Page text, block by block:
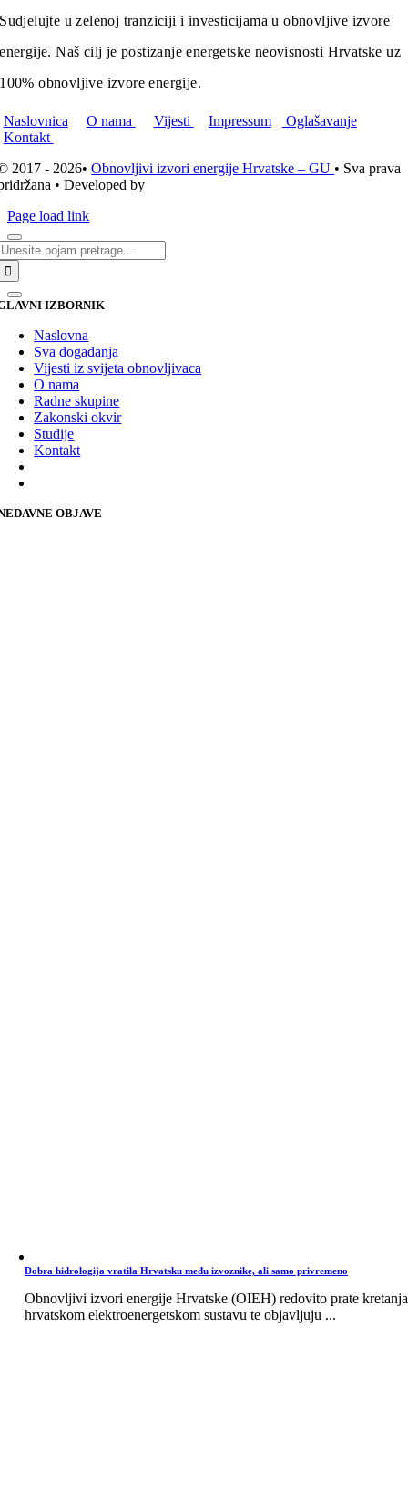
Sudjelujte u zelenoj tranziciji i investicijama u obnovljive izvore
energije. Naš cilj je postizanje energetske neovisnosti Hrvatske uz
100% obnovljive izvore energije.
Naslovnica O nama Vijesti Impressum
Oglašavanje
Kontakt
2017 - 2026•Obnovljivi izvori energije Hrvatske – GU • Sva prava
• Developed by
Page load link
IZBORNIK
Naslovna
Sva događanja
Vijesti iz svijeta obnovljivaca
O nama
Radne skupine
Zakonski okvir
Studije
Kontakt
OBJAVE
Dobra hidrologija vratila Hrvatsku među izvoznike, ali samo privremeno
Obnovljivi izvori energije Hrvatske (OIEH) redovito prate
hrvatskom elektroenergetskom sustavu te objavljuju ...